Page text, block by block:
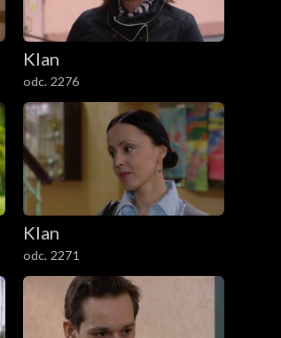
Klan
odc. 2276
Klan
odc. 2271